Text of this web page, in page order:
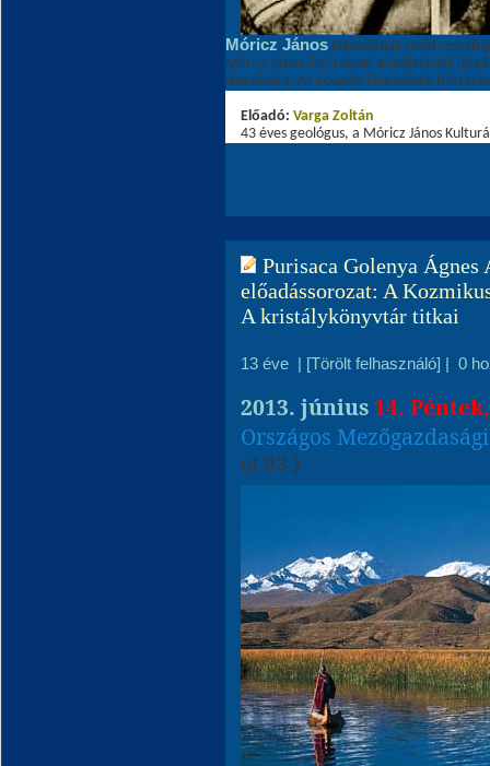
Móricz János életútjának rövid
Móricz János őstörténet-elméletének
létezésére, Az ecuadori kutatások
Előadó: Varga Zoltán
43 éves geológus, a Móricz János
Purisaca Golenya
előadássorozat: A
A kristálykönyvtár titkai
13 éve | [Törölt felhasználó] | 0
2013. június 14.
Országos
út 93.)